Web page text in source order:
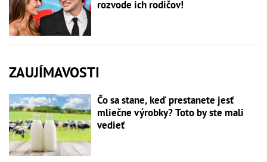
rozvode ich rodičov!
ZAUJÍMAVOSTI
Čo sa stane, keď prestanete jesť
mliečne výrobky? Toto by ste mali
vedieť